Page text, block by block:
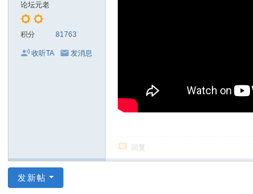
论坛元老
积分 81763
收听TA 发消息
回复
发新帖